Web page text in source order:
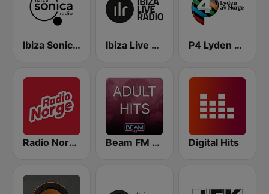
Ibiza Sonica Radio Ibiza Live Radio P4 Lyden av Norge
Radio Norge Beam FM - Adult Hits Digital Hits